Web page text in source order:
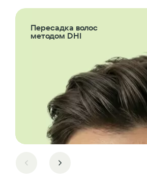
Пересадка волос
методом DHI